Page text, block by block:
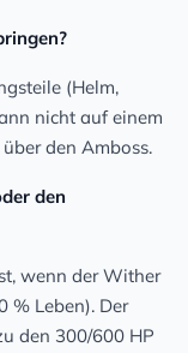
(Helm,
nicht auf einem
den Amboss.
den
wenn der Wither
% Leben). Der
den 300/600 HP